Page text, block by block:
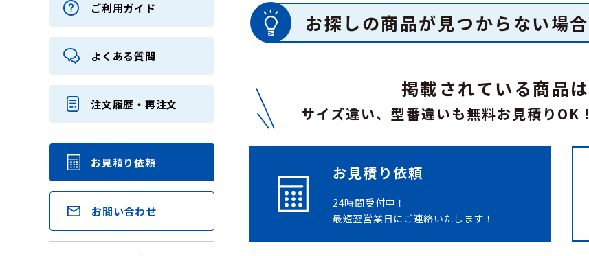
ご利用ガイド
よくある質問
注文履歴・再注文
お見積り依頼
お問い合わせ
お探しの商品が見つからない場合
掲載されている商品は
サイズ違い、型番違いも無料お見積りOK！
お見積り依頼
24時間受付中！
最短翌営業日にご連絡いたします！